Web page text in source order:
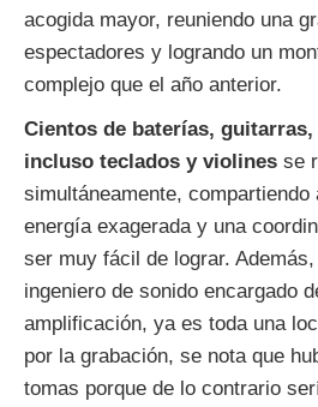
acogida mayor, reuniendo una
espectadores y logrando un
complejo que el año anterior.
Cientos de baterías,
incluso teclados y violines se
simultáneamente,
energía exagerada y una
ser muy fácil de lograr.
ingeniero de sonido encargado
amplificación, ya es toda una
por la grabación, se nota que
tomas porque de lo contrario